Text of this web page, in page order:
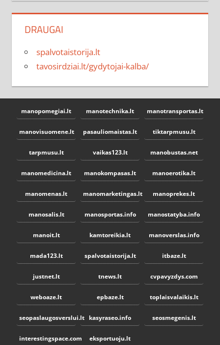
DRAUGAI
spalvotaistorija.lt
tavosirdziai.lt/gydytojai-kalba/
manopomegiai.lt manotechnika.lt manotransportas.lt
manovisuomene.lt pasauliomaistas.lt tiktarpmusu.lt
tarpmusu.lt vaikas123.lt manobustas.net
manomedicina.lt manokompasas.lt manoerotika.lt
manomenas.lt manomarketingas.lt manoprekes.lt
manosalis.lt manosportas.info manostatyba.info
manoit.lt kamtoreikia.lt manoverslas.info
mada123.lt spalvotaistorija.lt itbaze.lt
justnet.lt tnews.lt cvpavyzdys.com
weboaze.lt epbaze.lt toplaisvalaikis.lt
seopaslaugosverslui.lt kasyraseo.info seosmegenis.lt
interestingspace.com eksportuoju.lt